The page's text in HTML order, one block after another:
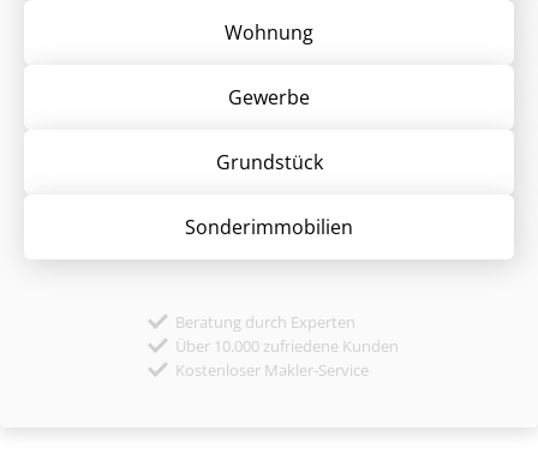
Wohnung
Gewerbe
Grund­stück
Sonder­immobilien
Beratung durch Experten
Über 10.000 zufriedene Kunden
Kostenloser Makler-Service